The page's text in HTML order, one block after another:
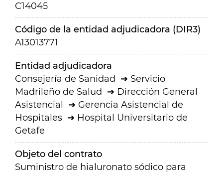
C14045
Código de la entidad adjudicadora (DIR3)
A13013771
Entidad adjudicadora
Consejería de Sanidad
Servicio
Madrileño de Salud
Dirección General
Asistencial
Gerencia Asistencial de
Hospitales
Hospital Universitario de
Getafe
Objeto del contrato
Suministro de hialuronato sódico para